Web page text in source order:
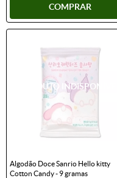
COMPRAR
Algodão Doce Sanrio Hello kitty
Cotton Candy - 9 gramas